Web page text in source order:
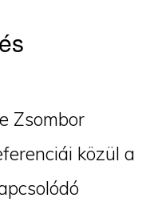
Zsombor
közül a